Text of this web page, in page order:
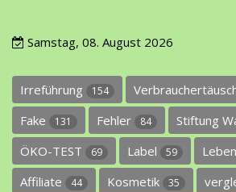
Samstag, 08. August 2026
Irreführung 154
Fake 131 Fehler 84 Stiftung
ÖKO-TEST 69 Label 59
Affiliate 44 Kosmetik 35